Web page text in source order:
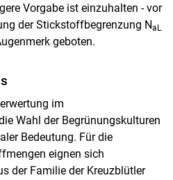
Vorgabe ist einzuhalten - vor
der Stickstoffbegrenzung NaL
geboten.
im
Wahl der Begrünungskulturen
Bedeutung. Für die
eignen sich
der Familie der Kreuzblütler